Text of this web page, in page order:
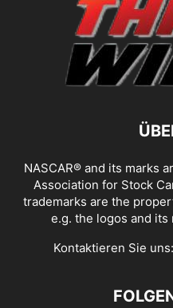
NASCAR® and its marks
Association for Stock
trademarks are the
e.g. the logos and its
Kontaktieren Sie uns: